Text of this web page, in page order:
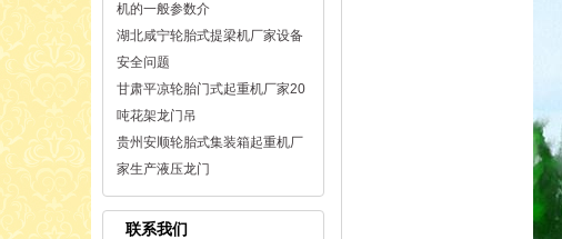
机的一般参数介
湖北咸宁轮胎式提梁机厂家设备
安全问题
甘肃平凉轮胎门式起重机厂家20
吨花架龙门吊
贵州安顺轮胎式集装箱起重机厂
家生产液压龙门
联系我们